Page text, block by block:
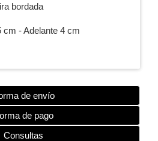
bordada
cm - Adelante 4 cm
de envío
de pago
Consultas